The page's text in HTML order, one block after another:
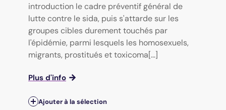
introduction le cadre préventif général de
lutte contre le sida, puis s'attarde sur les
groupes cibles durement touchés par
l'épidémie, parmi lesquels les homosexuels,
migrants, prostitués et toxicoma[...]
Plus d'info
Ajouter à la sélection